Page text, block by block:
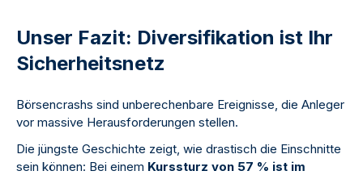
Unser Fazit: Diversifikation ist Ihr
Sicherheitsnetz
Börsencrashs sind unberechenbare Ereignisse, die Anleger
vor massive Herausforderungen stellen.
Die jüngste Geschichte zeigt, wie drastisch die Einschnitte
sein können: Bei einem Kurssturz von 57 % ist im